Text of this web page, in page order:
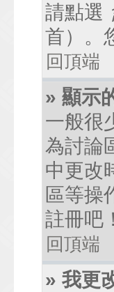
請點選
首）。
回頂端
» 顯示
一般很
為討論
中更改
區等操
註冊吧！
回頂端
» 我更